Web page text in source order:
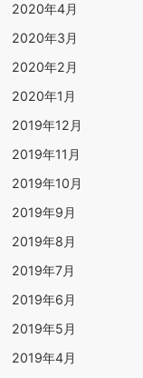
2020年4月
2020年3月
2020年2月
2020年1月
2019年12月
2019年11月
2019年10月
2019年9月
2019年8月
2019年7月
2019年6月
2019年5月
2019年4月